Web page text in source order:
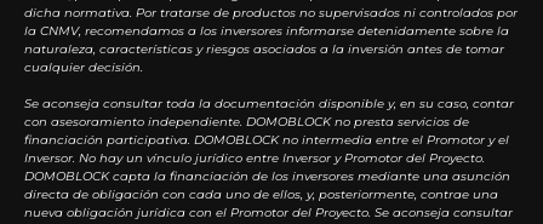
dicha normativa. Por tratarse de productos no supervisados ni controlados por
la CNMV, recomendamos a los inversores informarse detenidamente sobre la
naturaleza, características y riesgos asociados a la inversión antes de tomar
cualquier decisión.
Se aconseja consultar toda la documentación disponible y, en su caso, contar
con asesoramiento independiente. DOMOBLOCK no presta servicios de
financiación participativa. DOMOBLOCK no intermedia entre el Promotor y el
Inversor. No hay un vínculo jurídico entre Inversor y Promotor del Proyecto.
DOMOBLOCK capta la financiación de los inversores mediante una asunción
directa de obligación con cada uno de ellos, y, posteriormente, contrae una
nueva obligación jurídica con el Promotor del Proyecto. Se aconseja consultar